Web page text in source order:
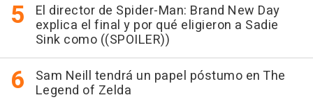
El director de Spider-Man: Brand New Day
explica el final y por qué eligieron a Sadie
Sink como ((SPOILER))
Sam Neill tendrá un papel póstumo en The
Legend of Zelda